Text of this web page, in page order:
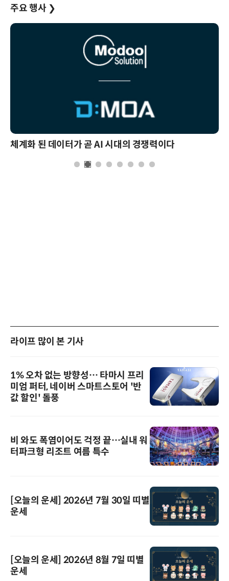
주요 행사 ❯
체계화 된 데이터가 곧 AI 시대의 경쟁력이다
라이프 많이 본 기사
1% 오차 없는 방향성… 타마시 프리
미엄 퍼터, 네이버 스마트스토어 '반
값 할인' 돌풍
비 와도 폭염이어도 걱정 끝…실내 워
터파크형 리조트 여름 특수
[오늘의 운세] 2026년 7월 30일 띠별
운세
[오늘의 운세] 2026년 8월 7일 띠별
운세